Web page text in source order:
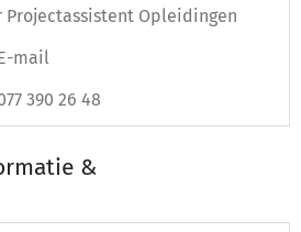
Projectassistent Opleidingen
mail
390 26 48
&